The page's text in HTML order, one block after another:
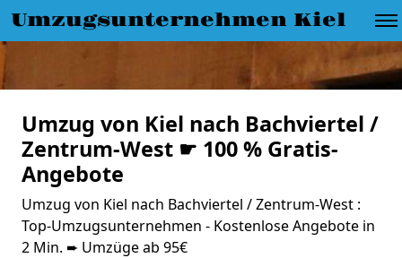
Umzugsunternehmen Kiel
Umzug von Kiel nach Bachviertel /
Zentrum-West ☛ 100 % Gratis-
Angebote
Umzug von Kiel nach Bachviertel / Zentrum-West :
Top-Umzugsunternehmen - Kostenlose Angebote in
2 Min. ➨ Umzüge ab 95€